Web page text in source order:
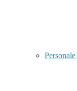
Personale